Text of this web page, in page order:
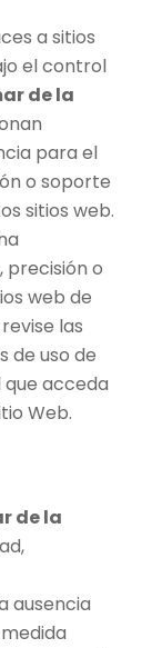
a sitios
el control
de la
para el
o soporte
sitios web.
precisión o
web de
las
de uso de
acceda
Web.
de la
ausencia